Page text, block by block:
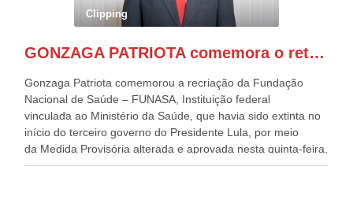
Governadora de Pernambuco, Raquel Lyra, os ministros da
Casa Civil, Rui Costa, e da Integração e do Desenvolvimento
de todo Nordeste que também ajudam a fomentar o
Clipping
GONZAGA PATRIOTA comemora o retorno da FUNASA
Gonzaga Patriota comemorou a recriação da Fundação
Nacional de Saúde – FUNASA, Instituição federal
vinculada ao Ministério da Saúde, que havia sido extinta no
início do terceiro governo do Presidente Lula, por meio
da Medida Provisória alterada e aprovada nesta quinta-feira,
pelo Congresso Nacional. Gonzaga Patriota disse hoje em